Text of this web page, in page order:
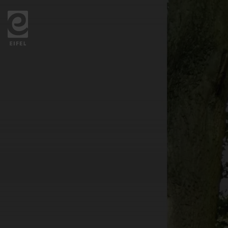
Zurück
zur
Startseite